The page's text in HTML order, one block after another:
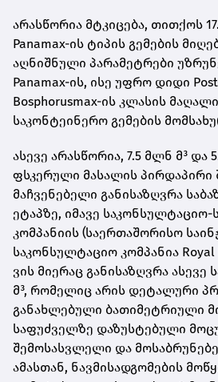
არასწორია მტკიცება, თითქოს
Panamax-ის ტიპის გემების
აღნიშნული პარამეტრები
Panamax-ის, ისე უფრო დიდი
Bosphorusmax-ის კლასის
საკონტეინერო გემების
ასევე არასწორია, 7.5 მლნ მ³ და
ფსკერული მასალის პირდაპირი
მაჩვენებელი განისაზღვრა
ეტაპზე, იმავე საკონსულტაციო-
კომპანიის (საერთაშორისო
საკონსულტაციო კომპანია Royal
ვის მიერაც განისაზღვრა
მ³, რომელიც არის დეტალური
განახლებული ბათიმეტრიული
საფუძველზე დაზუსტებული
შემოსასვლელი და
ამასთან, ნავმისადგომების